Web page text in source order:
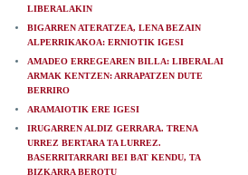
LIBERALAKIN
BIGARREN ATERATZEA, LENA BEZAIN
ALPERRIKAKOA: ERNIOTIK IGESI
AMADEO ERREGEAREN BILLA: LIBERALAI
ARMAK KENTZEN: ARRAPATZEN DUTE
BERRIRO
ARAMAIOTIK ERE IGESI
IRUGARREN ALDIZ GERRARA. TRENA
URREZ BERTARA TA LURREZ.
BASERRITARRARI BEI BAT KENDU, TA
BIZKARRA BEROTU